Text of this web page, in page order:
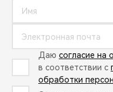
Даю согласие на
в соответствии с
обработки